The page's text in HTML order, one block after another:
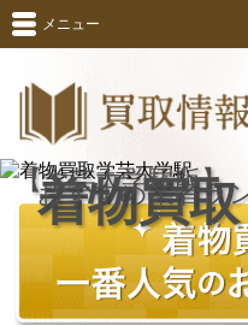
メニュー
【学芸大学駅版】
着物買取
おすすめ業者ラ